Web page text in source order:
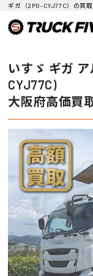
ギガ（2PG-CYJ77C）の買
いすゞ ギガ
CYJ77C)
大阪府高価買